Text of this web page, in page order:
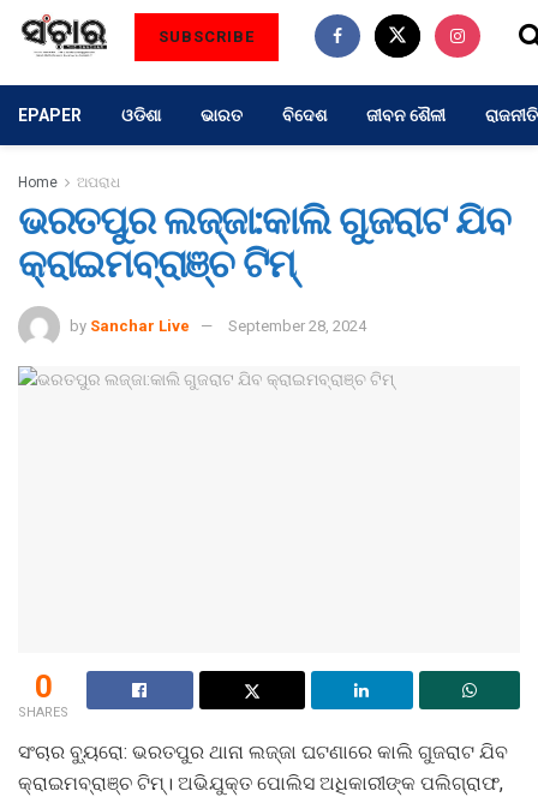
SUBSCRIBE
EPAPER ଓଡିଶା ଭାରତ ବିଦେଶ ଜୀବନ ଶୈଳୀ ରାଜନୀତି
Home ଅପରାଧ
ଭରତପୁର ଲଜ୍ଜା:କାଲି ଗୁଜରାଟ ଯିବ
କ୍ରାଇମବ୍ରାଞ୍ଚ ଟିମ୍
by Sanchar Live September 28, 2024
0
SHARES
ସଂଚାର ବ୍ୟୁରୋ: ଭରତପୁର ଥାନା ଲଜ୍ଜା ଘଟଣାରେ କାଲି ଗୁଜରାଟ ଯିବ
କ୍ରାଇମବ୍ରାଞ୍ଚ ଟିମ୍। ଅଭିଯୁକ୍ତ ପୋଲିସ ଅଧିକାରୀଙ୍କ ପଲିଗ୍ରାଫ,